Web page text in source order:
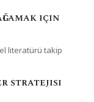
için
literatürü takip
stratejisi